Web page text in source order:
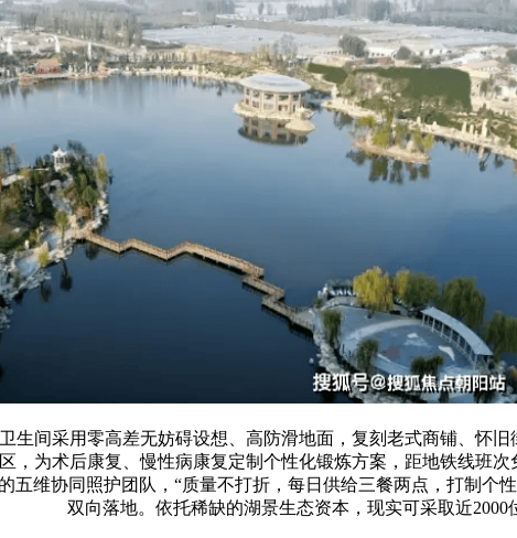
间采用零高差无妨碍设想、高防滑地面，复刻老式商铺、怀旧
，为术后康复、慢性病康复定制个性化锻炼方案，距地铁线班
五维协同照护团队，“质量不打折，每日供给三餐两点，打制
双向落地。依托稀缺的湖景生态资本，现实可采取近2000